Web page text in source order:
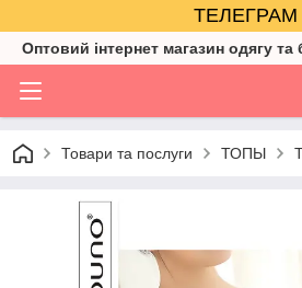
ТЕЛЕГРАМ
Оптовий інтернет магазин одягу
Товари та послуги ТОПЫ